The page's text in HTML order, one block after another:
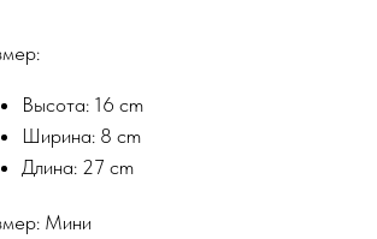
Высота: 16 cm
Ширина: 8 cm
Длина: 27 cm
Мини